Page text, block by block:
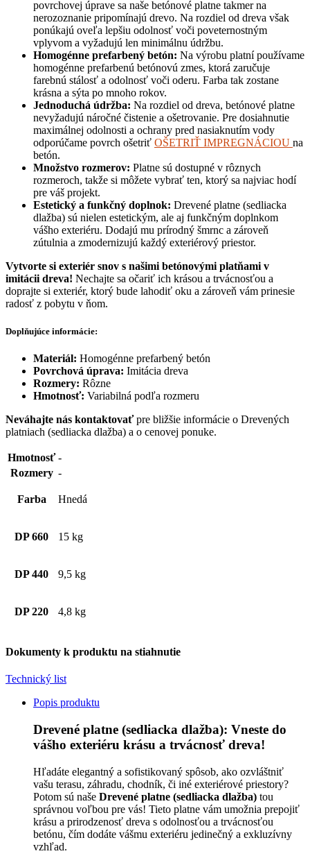
povrchovej úprave sa naše betónové platne takmer na
nerozoznanie pripomínajú drevo. Na rozdiel od dreva však
ponúkajú oveľa lepšiu odolnosť voči poveternostným
vplyvom a vyžadujú len minimálnu údržbu.
Homogénne prefarbený betón: Na výrobu platní používame
homogénne prefarbenú betónovú zmes, ktorá zaručuje
farebnú stálosť a odolnosť voči oderu. Farba tak zostane
krásna a sýta po mnoho rokov.
Jednoduchá údržba: Na rozdiel od dreva, betónové platne
nevyžadujú náročné čistenie a ošetrovanie. Pre dosiahnutie
maximálnej odolnosti a ochrany pred nasiaknutím vody
odporúčame povrch ošetriť OŠETRIŤ IMPREGNÁCIOU na
betón.
Množstvo rozmerov: Platne sú dostupné v rôznych
rozmeroch, takže si môžete vybrať ten, ktorý sa najviac hodí
pre váš projekt.
Estetický a funkčný doplnok: Drevené platne (sedliacka
dlažba) sú nielen estetickým, ale aj funkčným doplnkom
vášho exteriéru. Dodajú mu prírodný šmrnc a zároveň
zútulnia a zmodernizujú každý exteriérový priestor.
Vytvorte si exteriér snov s našimi betónovými platňami v
imitácii dreva! Nechajte sa očariť ich krásou a trvácnosťou a
doprajte si exteriér, ktorý bude lahodiť oku a zároveň vám prinesie
radosť z pobytu v ňom.
Doplňujúce informácie:
Materiál: Homogénne prefarbený betón
Povrchová úprava: Imitácia dreva
Rozmery: Rôzne
Hmotnosť: Variabilná podľa rozmeru
Neváhajte nás kontaktovaťpre bližšie informácie o Drevených
platniach (sedliacka dlažba) a o cenovej ponuke.
Hmotnosť -
Rozmery -
Farba Hnedá
DP 660 15 kg
DP 440 9,5 kg
DP 220 4,8 kg
Dokumenty k produktu na stiahnutie
Technický list
Popis produktu
Drevené platne (sedliacka dlažba): Vneste do
vášho exteriéru krásu a trvácnosť dreva!
Hľadáte elegantný a sofistikovaný spôsob, ako ozvláštniť
vašu terasu, záhradu, chodník, či iné exteriérové priestory?
Potom sú naše Drevené platne (sedliacka dlažba) tou
správnou voľbou pre vás! Tieto platne vám umožnia prepojiť
krásu a prirodzenosť dreva s odolnosťou a trvácnosťou
betónu, čím dodáte vášmu exteriéru jedinečný a exkluzívny
vzhľad.